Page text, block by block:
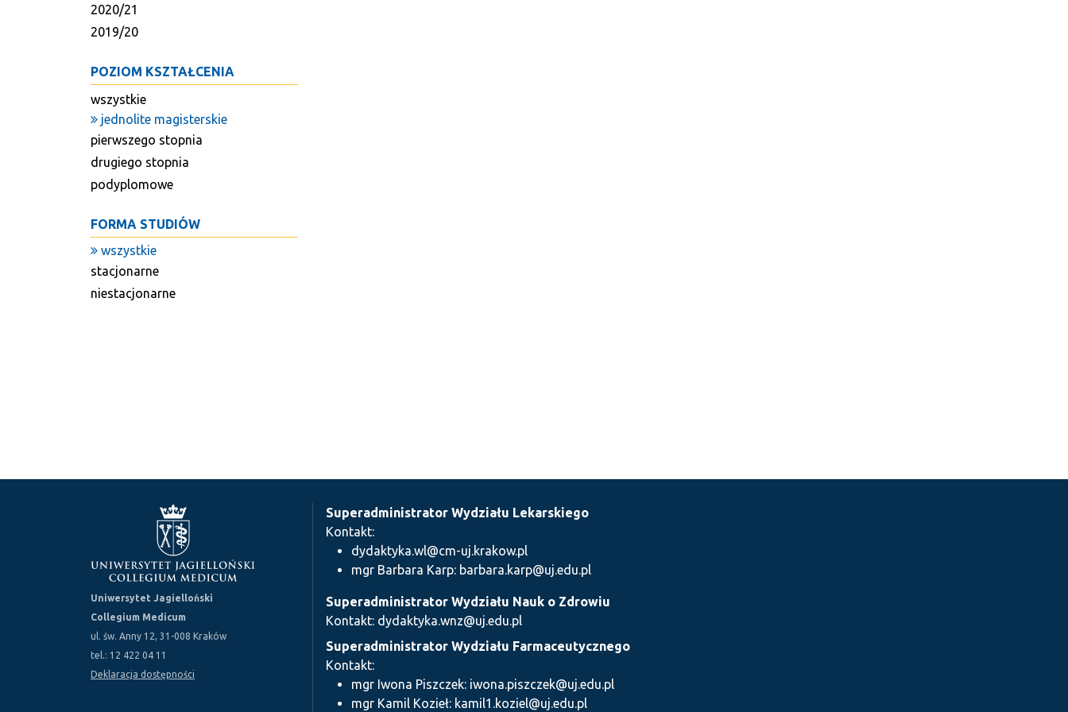
2020/21
2019/20
POZIOM KSZTAŁCENIA
wszystkie
jednolite magisterskie
pierwszego stopnia
drugiego stopnia
podyplomowe
FORMA STUDIÓW
wszystkie
stacjonarne
niestacjonarne
Uniwersytet Jagielloński
Collegium Medicum
ul. św. Anny 12, 31-008 Kraków
tel.: 12 422 04 11
Deklaracja dostępności
Superadministrator Wydziału Lekarskiego
Kontakt:
dydaktyka.wl@cm-uj.krakow.pl
mgr Barbara Karp: barbara.karp@uj.edu.pl
Superadministrator Wydziału Nauk o Zdrowiu
Kontakt: dydaktyka.wnz@uj.edu.pl
Superadministrator Wydziału Farmaceutycznego
Kontakt:
mgr Iwona Piszczek: iwona.piszczek@uj.edu.pl
mgr Kamil Kozieł: kamil1.koziel@uj.edu.pl